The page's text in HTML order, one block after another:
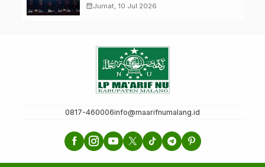
calendar_monthJumat, 10 Jul 2026
0817-460006info@maarifnumalang.id